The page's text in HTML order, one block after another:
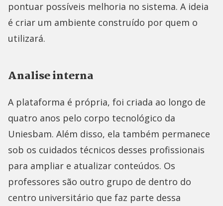
pontuar possíveis melhoria no sistema. A ideia
é criar um ambiente construído por quem o
utilizará.
Analise interna
A plataforma é própria, foi criada ao longo de
quatro anos pelo corpo tecnológico da
Uniesbam. Além disso, ela também permanece
sob os cuidados técnicos desses profissionais
para ampliar e atualizar conteúdos. Os
professores são outro grupo de dentro do
centro universitário que faz parte dessa